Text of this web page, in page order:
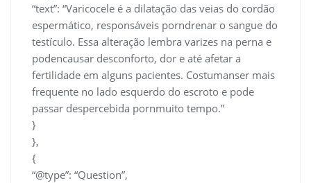
“text”: “Varicocele é a dilatação das veias do cordão
espermático, responsáveis porndrenar o sangue do
testículo. Essa alteração lembra varizes na perna e
podencausar desconforto, dor e até afetar a
fertilidade em alguns pacientes. Costumanser mais
frequente no lado esquerdo do escroto e pode
passar despercebida pornmuito tempo.”
}
},
{
“@type”: “Question”,